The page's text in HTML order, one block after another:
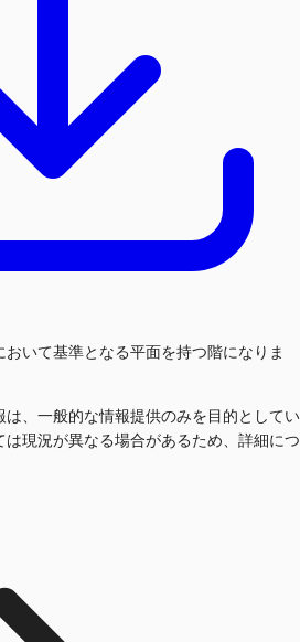
いて基準となる平面を持つ階になりま
、一般的な情報提供のみを目的としてい
は現況が異なる場合があるため、詳細につ